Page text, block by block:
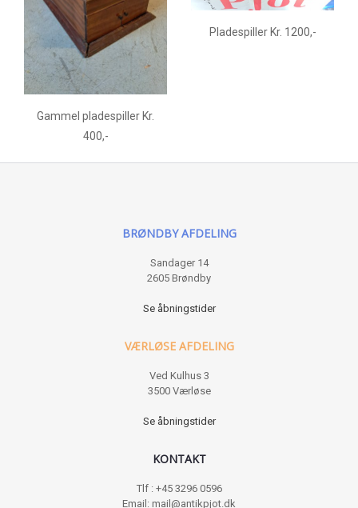
Gammel pladespiller Kr.
400,-
Pladespiller Kr. 1200,-
BRØNDBY AFDELING
Sandager 14
2605 Brøndby
Se åbningstider
VÆRLØSE AFDELING
Ved Kulhus 3
3500 Værløse
Se åbningstider
KONTAKT
Tlf : +45 3296 0596
Email: mail@antikpjot.dk